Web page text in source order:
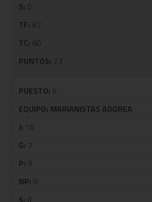
S: 0
TF: 67
TC: 80
PUNTOS: 23
PUESTO: 6
EQUIPO: MARIANISTAS ADOREA
J: 16
G: 7
P: 9
NP: 0
S: 0